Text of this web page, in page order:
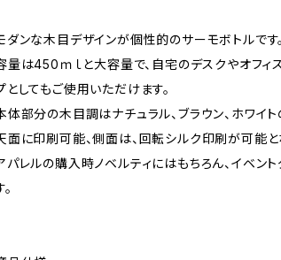
ダンな木目デザインが個性的のサーモボトルです。
量は450ｍｌと大容量で、自宅のデスクやオフィ
としてもご使用いただけます。
体部分の木目調はナチュラル、ブラウン、ホワイ
面に印刷可能、側面は、回転シルク印刷が可能と
パレルの購入時ノベルティにはもちろん、イベン